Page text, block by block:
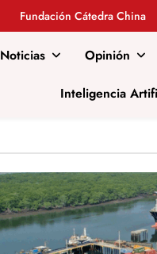
Fundación Cátedra China
Noticias Opinión
Inteligencia